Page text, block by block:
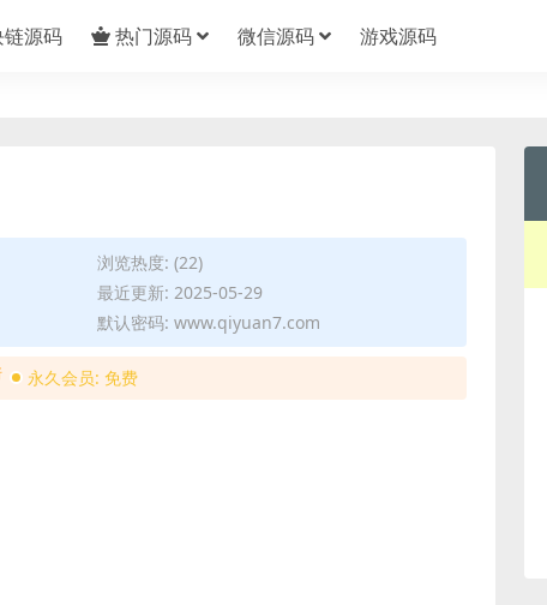
链源码 热门源码 微信源码 游戏源码
浏览热度: (22)
最近更新: 2025-05-29
默认密码: www.qiyuan7.com
永久会员: 免费